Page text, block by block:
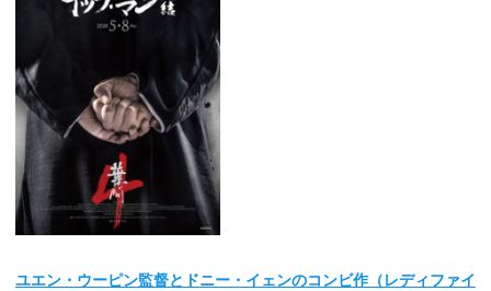
ユエン・ウーピン監督とドニー・イェンのコンビ作（レディファイ